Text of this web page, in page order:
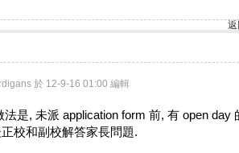
於 12-9-16 01:00 編輯
是, 未派 application form 前, 有 open day
校和副校解答家長問題.